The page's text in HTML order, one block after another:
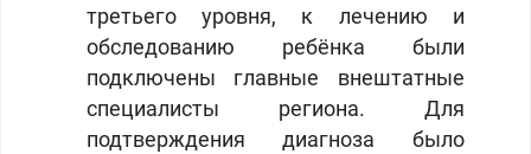
третьего уровня, к лечению и
обследованию ребёнка были
подключены главные внештатные
специалисты региона. Для
подтверждения диагноза было